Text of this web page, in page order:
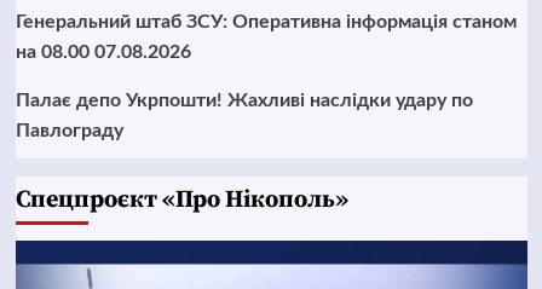
Генеральний штаб ЗСУ: Оперативна інформація станом
на 08.00 07.08.2026
Палає депо Укрпошти! Жахливі наслідки удару по
Павлограду
Cпецпроєкт «Про Нікополь»